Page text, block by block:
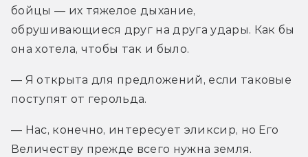
бойцы — их тяжелое дыхание,
обрушивающиеся друг на друга удары. Как бы
она хотела, чтобы так и было.
— Я открыта для предложений, если таковые
поступят от герольда.
— Нас, конечно, интересует эликсир, но Его
Величеству прежде всего нужна земля.